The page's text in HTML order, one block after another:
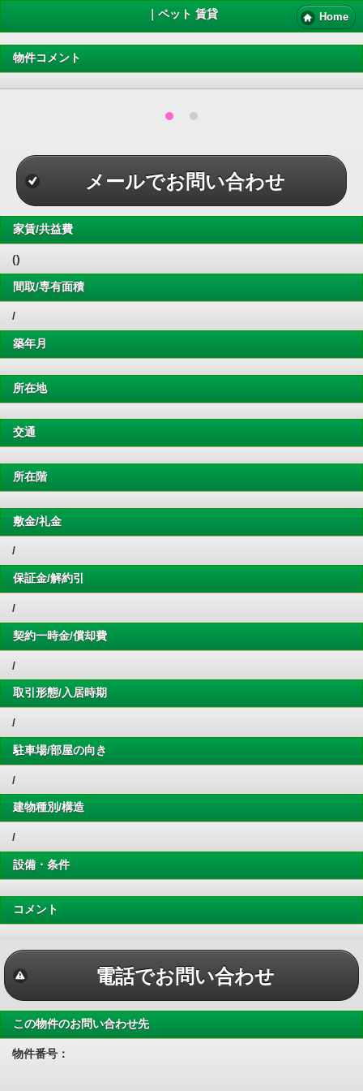
｜ペット 賃貸 Home
物件コメント
メールでお問い合わせ
家賃/共益費
()
間取/専有面積
/
築年月
所在地
交通
所在階
敷金/礼金
/
保証金/解約引
/
契約一時金/償却費
/
取引形態/入居時期
/
駐車場/部屋の向き
/
建物種別/構造
/
設備・条件
コメント
電話でお問い合わせ
この物件のお問い合わせ先
物件番号：